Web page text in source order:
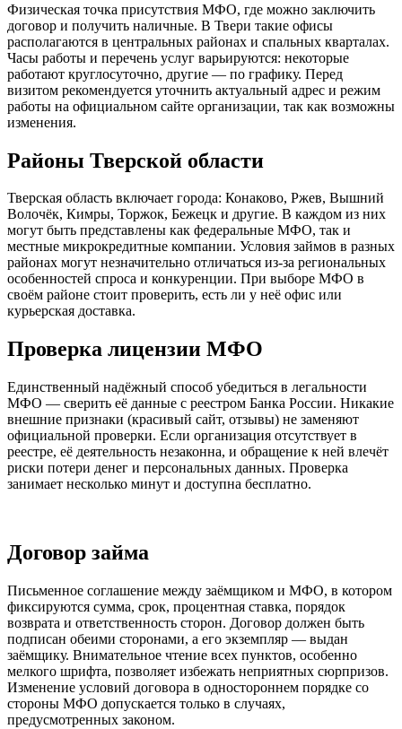
Физическая точка присутствия МФО, где можно заключить
договор и получить наличные. В Твери такие офисы
располагаются в центральных районах и спальных кварталах.
Часы работы и перечень услуг варьируются: некоторые
работают круглосуточно, другие — по графику. Перед
визитом рекомендуется уточнить актуальный адрес и режим
работы на официальном сайте организации, так как возможны
изменения.
Районы Тверской области
Тверская область включает города: Конаково, Ржев, Вышний
Волочёк, Кимры, Торжок, Бежецк и другие. В каждом из них
могут быть представлены как федеральные МФО, так и
местные микрокредитные компании. Условия займов в разных
районах могут незначительно отличаться из-за региональных
особенностей спроса и конкуренции. При выборе МФО в
своём районе стоит проверить, есть ли у неё офис или
курьерская доставка.
Проверка лицензии МФО
Единственный надёжный способ убедиться в легальности
МФО — сверить её данные с реестром Банка России. Никакие
внешние признаки (красивый сайт, отзывы) не заменяют
официальной проверки. Если организация отсутствует в
реестре, её деятельность незаконна, и обращение к ней влечёт
риски потери денег и персональных данных. Проверка
занимает несколько минут и доступна бесплатно.
Договор займа
Письменное соглашение между заёмщиком и МФО, в котором
фиксируются сумма, срок, процентная ставка, порядок
возврата и ответственность сторон. Договор должен быть
подписан обеими сторонами, а его экземпляр — выдан
заёмщику. Внимательное чтение всех пунктов, особенно
мелкого шрифта, позволяет избежать неприятных сюрпризов.
Изменение условий договора в одностороннем порядке со
стороны МФО допускается только в случаях,
предусмотренных законом.